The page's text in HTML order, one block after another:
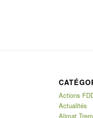
Actions
Actualités
Alimat